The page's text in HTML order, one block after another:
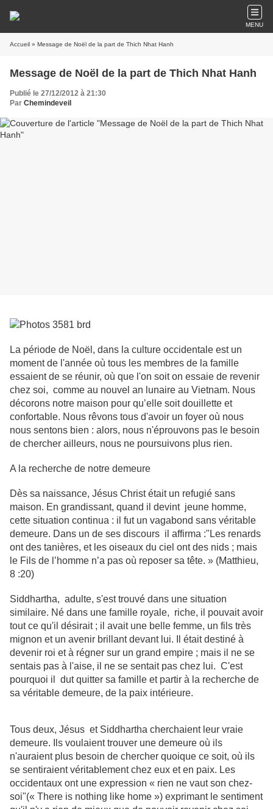
MENU
Accueil » Message de Noël de la part de Thich Nhat Hanh
Message de Noël de la part de Thich Nhat Hanh
Publié le 27/12/2012 à 21:30
Par Chemindeveil
La période de Noël, dans la culture occidentale est un
moment de l'année où tous les membres de la famille
essaient de se réunir, où que l'on soit on essaie de revenir
chez soi, comme au nouvel an lunaire au Vietnam. Nous
décorons notre maison pour qu’elle soit douillette et
confortable. Nous rêvons tous d'avoir un foyer où nous
nous sentons bien : alors, nous n'éprouvons pas le besoin
de chercher ailleurs, nous ne poursuivons plus rien.
A la recherche de notre demeure
Dès sa naissance, Jésus Christ était un refugié sans
maison. En grandissant, quand il devint jeune homme,
cette situation continua : il fut un vagabond sans véritable
demeure. Dans un de ses discours il affirma :"Les renards
ont des tanières, et les oiseaux du ciel ont des nids ; mais
le Fils de l’homme n’a pas où reposer sa tête. » (Matthieu,
8 :20)
Siddhartha, adulte, s'est trouvé dans une situation
similaire. Né dans une famille royale, riche, il pouvait avoir
tout ce qu'il désirait ; il avait une belle femme, un fils très
mignon et un avenir brillant devant lui. Il était destiné à
devenir roi et à régner sur un grand empire ; mais il ne se
sentais pas à l'aise, il ne se sentait pas chez lui. C'est
pourquoi il dut quitter sa famille et partir à la recherche de
sa véritable demeure, de la paix intérieure.
Tous deux, Jésus et Siddhartha cherchaient leur vraie
demeure. Ils voulaient trouver une demeure où ils
n'auraient plus besoin de chercher quoique ce soit, où ils
se sentiraient véritablement chez eux et en paix. Les
occidentaux ont une expression « rien ne vaut son chez-
soi"(« There is nothing like home ») exprimant le sentiment